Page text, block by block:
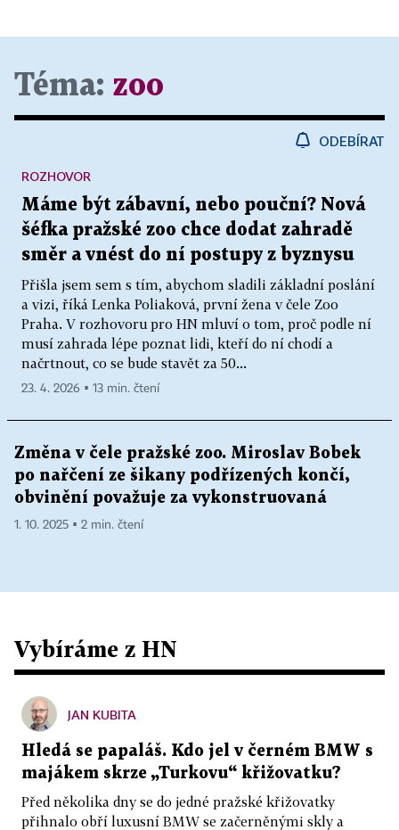
Téma: zoo
ODEBÍRAT
Máme být zábavní, nebo pouční? Nová
šéfka pražské zoo chce dodat zahradě
směr a vnést do ní postupy z byznysu
Přišla jsem sem s tím, abychom sladili základní poslání
a vizi, říká Lenka Poliaková, první žena v čele Zoo
Praha. V rozhovoru pro HN mluví o tom, proč podle ní
musí zahrada lépe poznat lidi, kteří do ní chodí a
načrtnout, co se bude stavět za 50...
ROZHOVOR
23. 4. 2026 ▪ 13 min. čtení
Změna v čele pražské zoo. Miroslav Bobek
po nařčení ze šikany podřízených končí,
obvinění považuje za vykonstruovaná
1. 10. 2025 ▪ 2 min. čtení
Vybíráme z HN
JAN KUBITA
Hledá se papaláš. Kdo jel v černém BMW s
majákem skrze „Turkovu“ křižovatku?
Před několika dny se do jedné pražské křižovatky
přihnalo obří luxusní BMW se začerněnými skly a